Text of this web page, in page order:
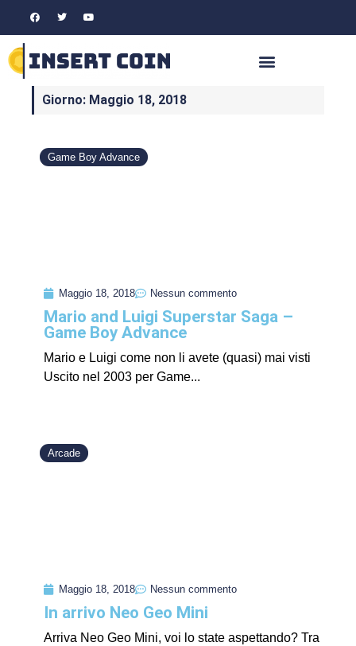
Giorno: Maggio 18, 2018
Game Boy Advance
Maggio 18, 2018 Nessun commento
Mario and Luigi Superstar Saga –
Game Boy Advance
Mario e Luigi come non li avete (quasi) mai visti
Uscito nel 2003 per Game...
Arcade
Maggio 18, 2018 Nessun commento
In arrivo Neo Geo Mini
Arriva Neo Geo Mini, voi lo state aspettando? Tra